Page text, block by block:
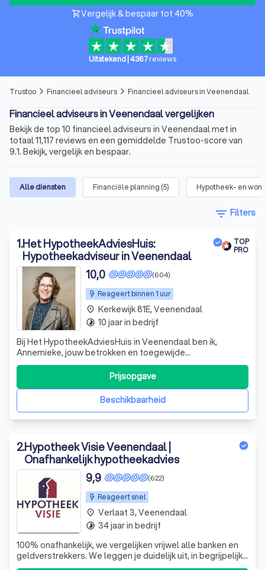
shopping_cartVergelijk & bespaar tot 40%
Uitstekend 4367reviews
Trustoo arrow_forward_ios Financieel adviseurs arrow_forward_ios Financieel adviseurs in Veenendaal
Financieel adviseurs in Veenendaal vergelijken
Bekijk de top 10 financieel adviseurs in Veenendaal met in
totaal 11,117 reviews en een gemiddelde Trustoo-score van
9.1. Bekijk, vergelijk en bespaar.
Alle diensten Financiële planning (5) Hypotheek- en
filter_list Filters
1.Het HypotheekAdviesHuis:
Hypotheekadviseur in Veenendaal
TOP
PRO
Reageert binnen 1 uur
(604)
10,0
Bij Het HypotheekAdviesHuis in Veenendaal ben ik,
Annemieke, jouw betrokken en toegewijde
hypotheekadviseur. Met meer dan 20 jaar ervaring in de
financiële sector, waaronder mijn tijd bij diverse banken,
begrijp ik als geen ander hoe complex hypotheken kunnen
zijn. Mijn passie ligt in het helder en
Beschikbaarheid
Prijsopgave
place Kerkewijk 81E, Veenendaal
timelapse 10 jaar in bedrijf
2.Hypotheek Visie Veenendaal |
Onafhankelijk hypotheekadvies
Reageert snel
(622)
9,9
100% onafhankelijk, we vergelijken vrijwel alle banken en
geldverstrekkers. We leggen je duidelijk uit, in begrijpelijke
taal wat het inhoudt. Je gaat pas naar buiten als je begrijpt
place Verlaat 3, Veenendaal
timelapse 34 jaar in bedrijf